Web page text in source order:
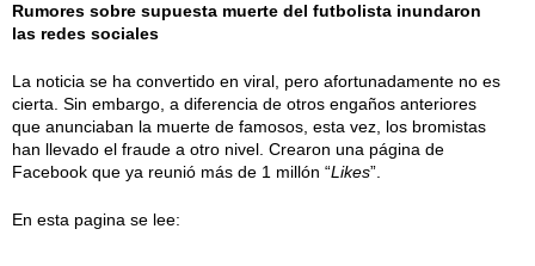
Rumores sobre supuesta muerte del futbolista inundaron
las redes sociales
La noticia se ha convertido en viral, pero afortunadamente no es
cierta. Sin embargo, a diferencia de otros engaños anteriores
que anunciaban la muerte de famosos, esta vez, los bromistas
han llevado el fraude a otro nivel. Crearon una página de
Facebook que ya reunió más de 1 millón “Likes”.
En esta pagina se lee: